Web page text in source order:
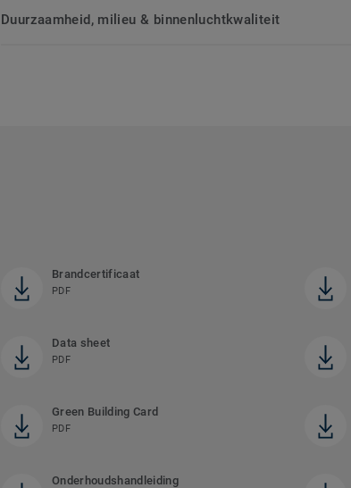
Duurzaamheid, milieu & binnenluchtkwaliteit
Brandcertificaat
PDF
Data sheet
PDF
Green Building Card
PDF
Onderhoudshandleiding